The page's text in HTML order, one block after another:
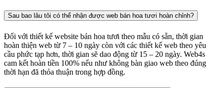
Sau bao lâu tôi có thể nhận được web bán hoa tươi hoàn chỉnh?
Đối với thiết kế website bán hoa tươi theo mẫu có sẵn, thời gian
hoàn thiện web từ 7 – 10 ngày còn với các thiết kế web theo yêu
cầu phức tạp hơn, thời gian sẽ dao động từ 15 – 20 ngày. Web4s
cam kết hoàn tiền 100% nếu như không bàn giao web theo đúng
thời hạn đã thỏa thuận trong hợp đồng.